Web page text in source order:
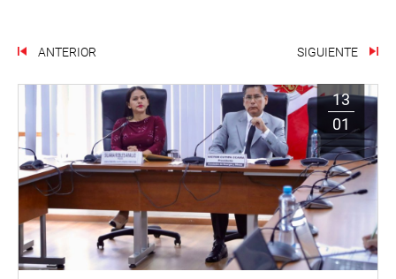
ANTERIOR SIGUIENTE
13
01